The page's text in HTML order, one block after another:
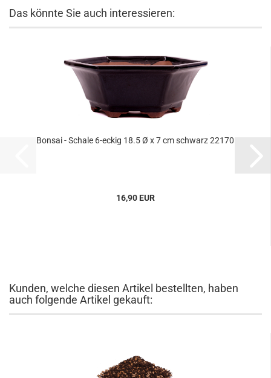
Das könnte Sie auch interessieren:
Bonsai - Schale 6-eckig 18.5 Ø x 7 cm schwarz 22170
16,90 EUR
Kunden, welche diesen Artikel bestellten, haben
auch folgende Artikel gekauft: